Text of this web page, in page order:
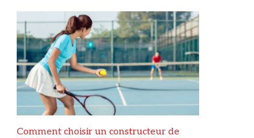
Comment choisir un constructeur de